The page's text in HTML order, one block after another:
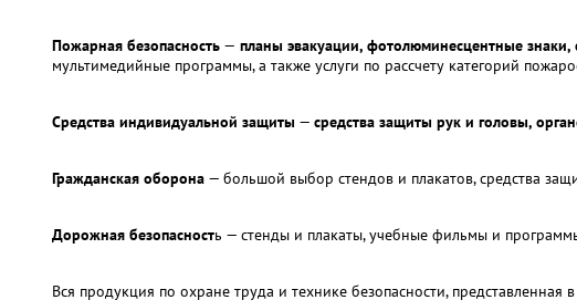
Пожарная безопасность — планы эвакуации, фотолюминесцентные
мультимедийные программы, а также услуги по рассчету категорий
Средства индивидуальной защиты — средства защиты рук и головы,
Гражданская оборона — большой выбор стендов и плакатов, средства
Дорожная безопасность — стенды и плакаты, учебные фильмы и
Вся продукция по охране труда и технике безопасности, представленная